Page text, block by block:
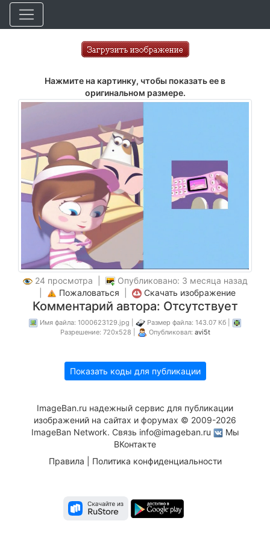
Нажмите на картинку, чтобы показать ее в
оригинальном размере.
24 просмотра |
Опубликовано: 3 месяца назад
Пожаловаться Скачать изображение
Комментарий автора: Отсутствует
Имя файла: 1000623129.jpg |
Размер файла: 143.07 Кб |
Разрешение: 720x528 |
Опубликовал: avi5t
Показать коды для публикации
ImageBan.ru надежный сервис для публикации
изображений на сайтах и форумах © 2009-2026
ImageBan Network. Связь info@imageban.ru
Мы
ВКонтакте
Правила
Политика конфиденциальности